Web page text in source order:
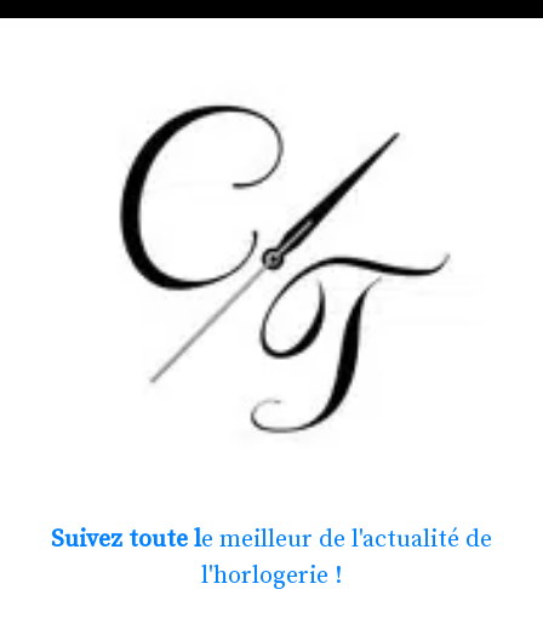
Suivez toute le meilleur de l'actualité de
l'horlogerie !